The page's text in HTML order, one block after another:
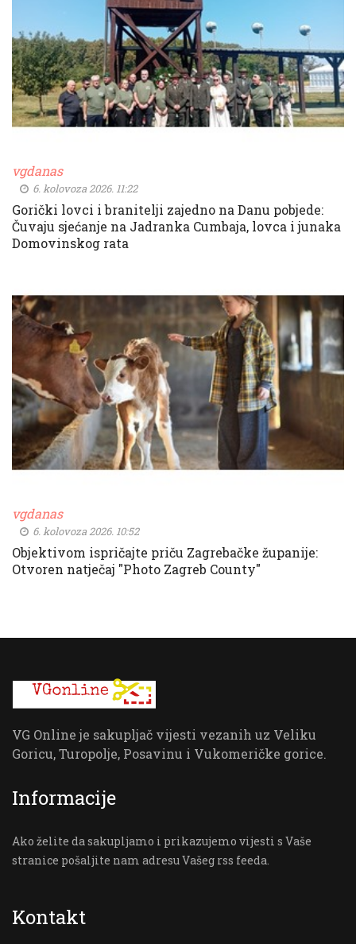
vgdanas
6. kolovoza 2026. 11:22
Gorički lovci i branitelji zajedno na Danu pobjede:
Čuvaju sjećanje na Jadranka Cumbaja, lovca i junaka
Domovinskog rata
vgdanas
6. kolovoza 2026. 10:52
Objektivom ispričajte priču Zagrebačke županije:
Otvoren natječaj "Photo Zagreb County"
VG Online je sakupljač vijesti vezanih uz Veliku
Goricu, Turopolje, Posavinu i Vukomeričke gorice.
Informacije
Ako želite da sakupljamo i prikazujemo vijesti s Vaše
stranice pošaljite nam adresu Vašeg rss feeda.
Kontakt